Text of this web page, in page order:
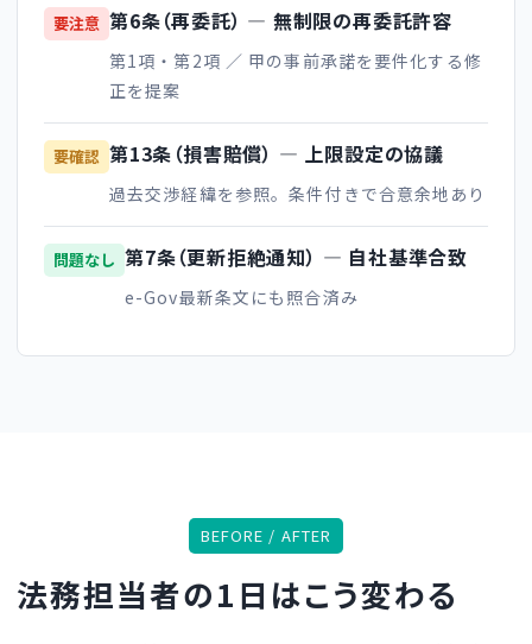
要注意 第6条（再委託） ― 無制限の再委託許容
第1項・第2項 ／ 甲の事前承諾を要件化する修
正を提案
要確認 第13条（損害賠償） ― 上限設定の協議
過去交渉経緯を参照。条件付きで合意余地あり
問題なし 第7条（更新拒絶通知） ― 自社基準合致
e-Gov最新条文にも照合済み
BEFORE / AFTER
法務担当者の1日はこう変わる